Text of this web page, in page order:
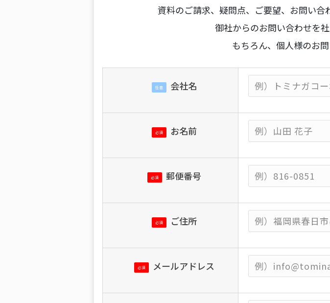
資料のご請求、疑問点、ご要望、お問い合
御社からのお問い合わせを
もちろん、個人様のお
任意 会社名
必須 お名前
必須 郵便番号
必須 ご住所
必須 メールアドレス